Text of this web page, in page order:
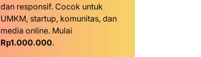
dan responsif. Cocok untuk
UMKM, startup, komunitas, dan
media online. Mulai
Rp1.000.000.